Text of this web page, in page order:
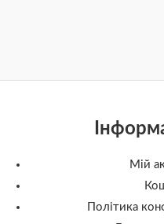
Мій
Політика